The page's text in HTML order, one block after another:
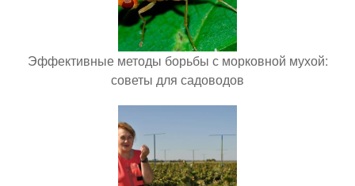
Эффективные методы борьбы с морковной мухой:
советы для садоводов